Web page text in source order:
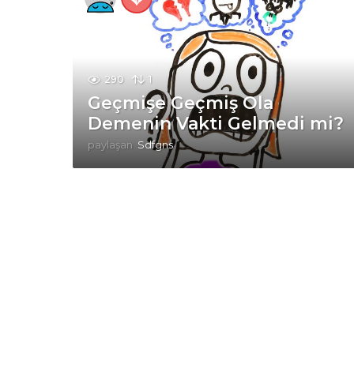
290 1
Geçmişe Geçmiş Ola
Demenin Vakti Gelmedi mi?
paylaşan Sdfgns